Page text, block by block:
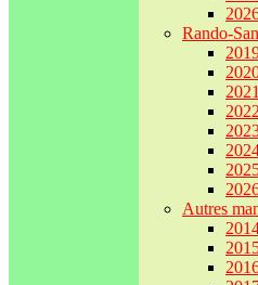
Rando-
2021
2022
Autres